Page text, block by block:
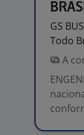
GS
Todo
A